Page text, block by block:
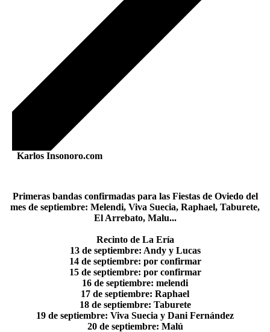
Karlos Insonoro.com
Primeras bandas confirmadas para las Fiestas de Oviedo del
mes de septiembre: Melendi, Viva Suecia, Raphael, Taburete,
El Arrebato, Malu...
Recinto de La Ería
13 de septiembre: Andy y Lucas
14 de septiembre: por confirmar
15 de septiembre: por confirmar
16 de septiembre: melendi
17 de septiembre: Raphael
18 de septiembre: Taburete
19 de septiembre: Viva Suecia y Dani Fernández
20 de septiembre: Malú